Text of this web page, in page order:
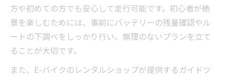
方や初めての方でも安心して走行可能です。初心者が絶
景を楽しむためには、事前にバッテリーの残量確認やル
ートの下調べをしっかり行い、無理のないプランを立て
ることが大切です。
また、E-バイクのレンタルショップが提供するガイドツ